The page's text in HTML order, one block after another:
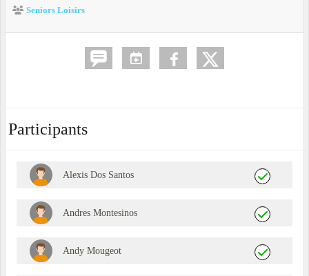
Seniors Loisirs
Participants
Alexis Dos Santos
Andres Montesinos
Andy Mougeot